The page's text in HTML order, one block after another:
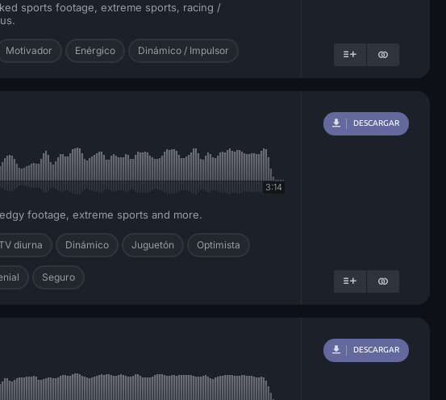
sports footage, extreme sports, racing /
Motivador Enérgico Dinámico / Impulsor
3:14
footage, extreme sports and more.
diurna Dinámico Juguetón Optimista
Seguro
DESCARGAR
DESCARGAR